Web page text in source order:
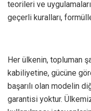
teorileri ve
geçerli kuralları,
Her ülkenin, topluman
kabiliyetine, gücüne
başarılı olan modelin
garantisi yoktur.